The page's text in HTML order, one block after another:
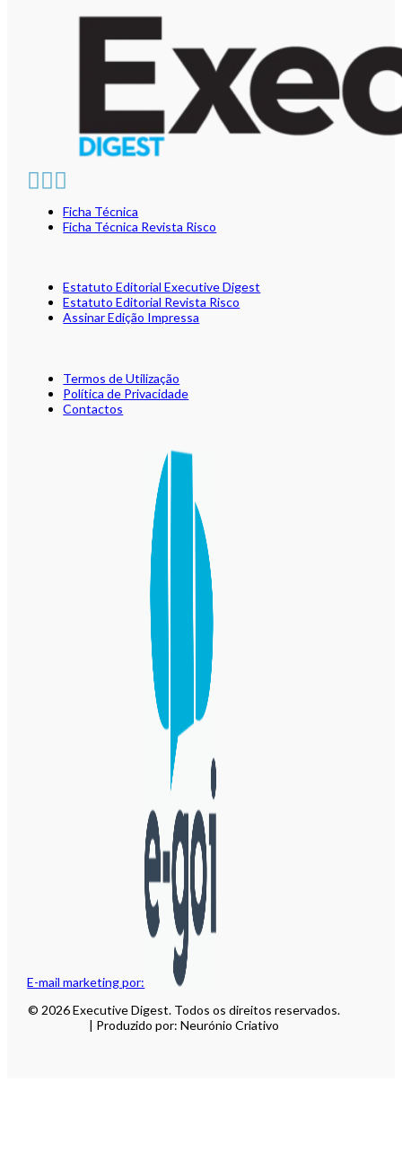
E-mail marketing por:
Ficha Técnica
Ficha Técnica Revista Risco
Estatuto Editorial Executive Digest
Estatuto Editorial Revista Risco
Assinar Edição Impressa
Termos de Utilização
Política de Privacidade
Contactos
© 2026 Executive Digest. Todos os direitos reservados.
| Produzido por: Neurónio Criativo